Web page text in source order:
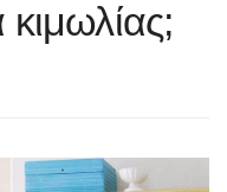
κιμωλίας;